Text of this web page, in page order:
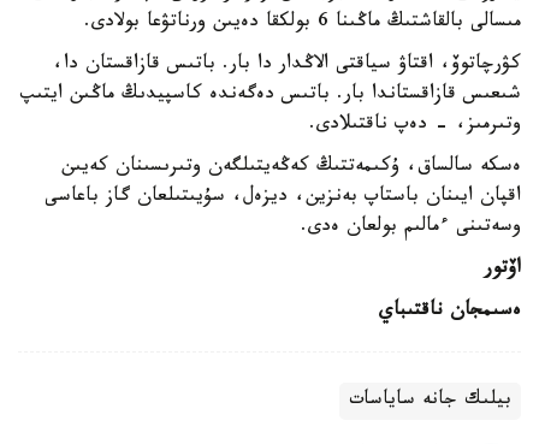
مىسالى بالقاشتىڭ ماڭىنا 6 بولكقا دەيىن ورناتۋعا بولادى.
كۋرچاتوۆ، اقتاۋ سياقتى الاڭدار دا بار. باتىس قازاقستان دا،
شىعىس قازاقستاندا بار. باتىس دەگەندە كاسپيدىڭ ماڭىن ايتىپ
وتىرمىز، - دەپ ناقتىلادى.
ەسكە سالساق، ۇكىمەتتىڭ كەڭەيتىلگەن وتىرىسىنان كەيىن
اقپان ايىنان باستاپ بەنزين، ديزەل، سۇيىتىلعان گاز باعاسى
وسەتىنى ءمالىم بولعان ەدى.
اۆتور
ەسىمجان ناقتىباي
بيلىك جانە ساياسات